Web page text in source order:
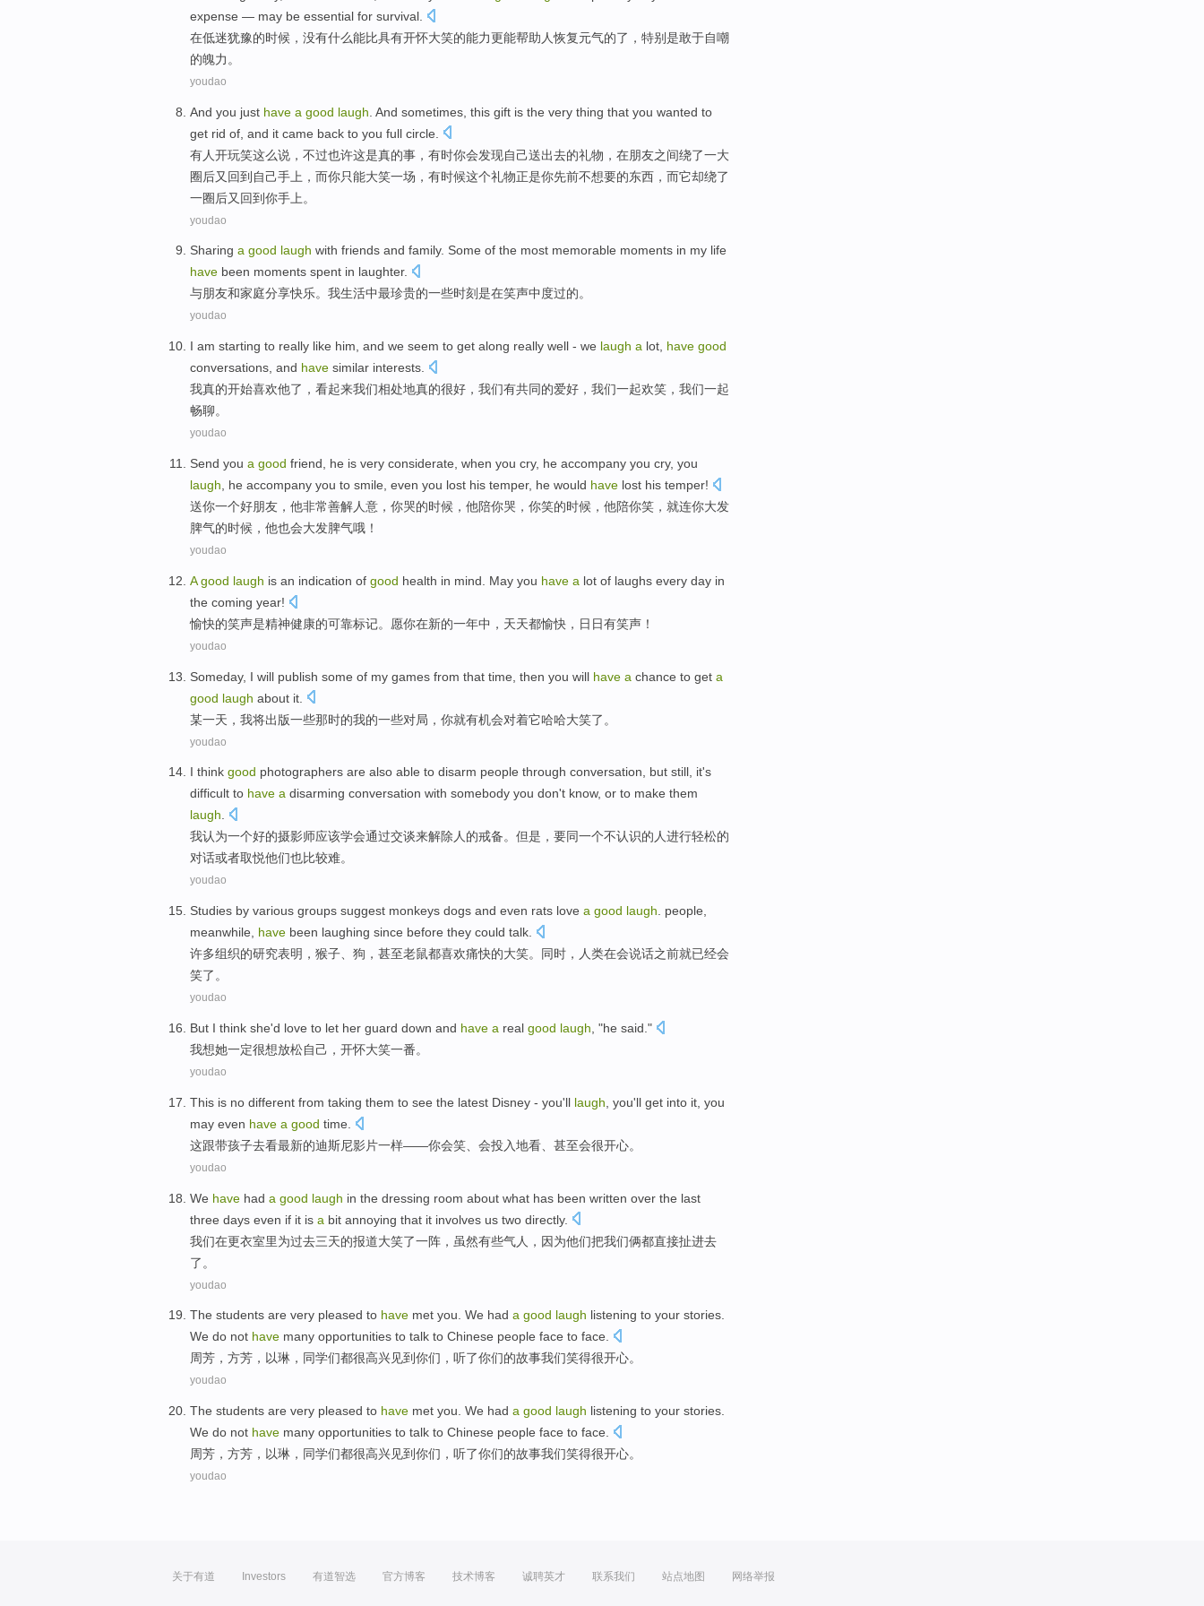
expense — may be essential for survival
在低迷犹豫的时候 ，没有什么能比具有开怀大笑的能力更能帮助人恢复元气的了，特别是敢于自嘲
的魄力。
youdao
And you just have a good laugh . And sometimes this gift is the very thing that you wanted to
get rid of and it came back to you full circle
有人开玩笑这么说， 不过也许这是真的事 ， 有时你会发现自己送出去的礼物 ，在朋友之间绕了一大
圈后又 回到自己手上， 而你只能大笑一场，有时候这个礼物正是你先前不想要的东西，而它却绕了
一圈后又回到你手上。
youdao
Sharing a good laugh with friends and family. Some of the most memorable moments in my life
have been moments spent in laughter.
与朋友和家庭分享快乐。 我生活中最珍贵的一些时刻是在笑声中度过的。
youdao
I am starting to really like him , and we seem to get along really well - we laugh a lot, have good
conversations , and have similar interests
我真的开始喜欢他了， 看起来我们相处地真的很好 ，我们有共同的爱好 ，我们一起欢笑 ，我们一起
畅聊。
youdao
Send you a good friend he is very considerate when you cry, he accompany you cry, you
laugh , he accompany you to smile even you lost his temper, he would have lost his temper!
送你一个好朋友 ， 他非常善解人意 ，你哭的时候 ，他陪你哭，你笑的时候，他陪你笑 ， 就连你大发
脾气的时候，他也会大发脾气哦！
youdao
A good laugh is an indication of good health in mind May you have a lot of laughs every day in
the coming year!
愉快的笑声是精神健康的可靠标记。 愿你在新的一年中 ， 天天都愉快，日日有笑声 ！
youdao
Someday, I will publish some of my games from that time , then you will have a chance to get a
good laugh about it
某一天 ， 我将出版一些那时的我的一些对局 ， 你就有机会对着它哈哈大笑了。
youdao
I think good photographers are also able to disarm people through conversation, but still, it's
difficult to have a disarming conversation with somebody you don't know, or to make them
laugh.
我认为一个好的摄影师应该学会通过交谈来解除人的戒备。 但是 ， 要同一个不认识的人进行轻松的
对话或者取悦他们也比较难。
youdao
Studies by various groups suggest monkeys dogs and even rats love a good laugh
people,
meanwhile
have been laughing since before they could talk
许多组织的研究表明 ， 猴子 狗 ， 甚至老鼠都喜欢痛快的大笑。 同时 ，人类在会说话之前就已经会
笑了 。
youdao
But I think she'd love to let her guard down and have a real good laugh , "he said."
我想她一定很想放松自己 ， 开怀大笑一番。
youdao
This is no different from taking them to see the latest Disney - you'll laugh , you'll get into it , you
may even have a good time.
这跟带孩子去看最新的迪斯尼影片一样——你会笑 、会投入地看 甚至会很开心。
youdao
We have had a good laugh in the dressing room about what has been written over the last
three days even if it is a bit annoying that it involves us two directly.
我们在更衣室里为过去三天的报道大笑了一阵， 虽然有些气人 ， 因为他们把我们俩都直接扯进去
了。
youdao
The students are very pleased to have met you. We had a good laugh listening to your stories.
We do not have many opportunities to talk to Chinese people face to face.
周芳，方芳，以琳， 同学们都很高兴见到你们 ， 听了你们的故事我们笑得很开心。
youdao
The students are very pleased to have met you We had a good laugh listening to your stories
We do not have many opportunities to talk to Chinese people face to face.
周芳，方芳，以琳， 同学们都很高兴见到你们 ， 听了你们的故事我们笑得很开心。
youdao
关于有道 Investors 有道智选 官方博客 技术博客 诚聘英才 联系我们 站点地图 网络举报